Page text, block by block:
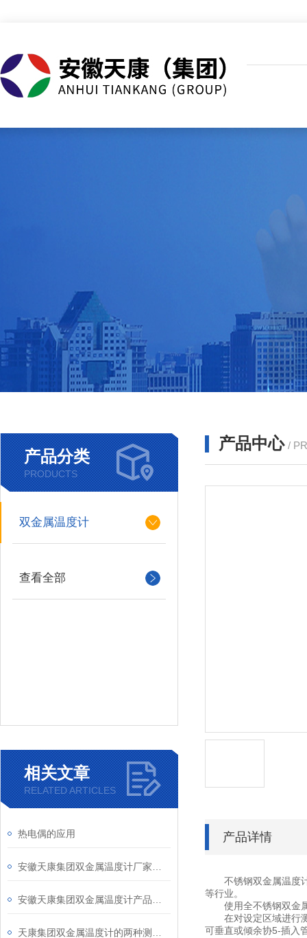
产品分类
PRODUCTS
双金属温度计
查看全部
相关文章
RELATED ARTICLES
热电偶的应用
产品中心 /
产品详情
不锈钢双金属温度
等行业。
使用全不锈钢双金属
在对设定区域进行测
可垂直或倾余协5-插入